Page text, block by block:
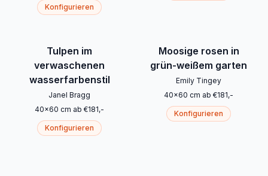
Konfigurieren
Tulpen im
verwaschenen
wasserfarbenstil
Janel Bragg
40x60 cm ab €181,-
Konfigurieren
Moosige rosen in
grün-weißem garten
Emily Tingey
40x60 cm ab €181,-
Konfigurieren